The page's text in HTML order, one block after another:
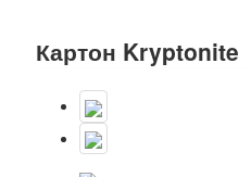
Картон Kryptonite